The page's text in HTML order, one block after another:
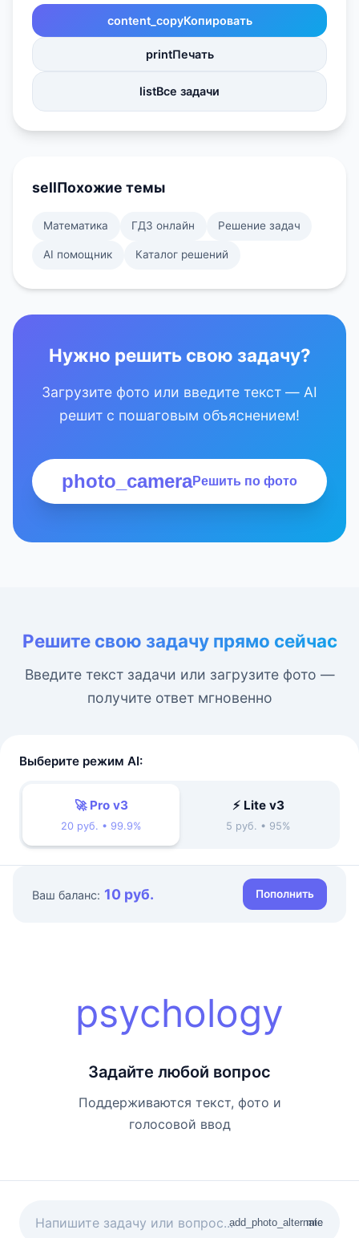
content_copyКопировать
printПечать
listВсе задачи
sellПохожие темы
Математика ГДЗ онлайн Решение задач
AI помощник Каталог решений
Нужно решить свою задачу?
Загрузите фото или введите текст — AI
решит с пошаговым объяснением!
photo_cameraРешить по фото
Решите свою задачу прямо сейчас
Введите текст задачи или загрузите фото —
получите ответ мгновенно
Выберите режим AI:
🚀 Pro v3
20 руб. • 99.9%
⚡ Lite v3
5 руб. • 95%
Ваш баланс: 10 руб. Пополнить
psychology
Задайте любой вопрос
Поддерживаются текст, фото и
голосовой ввод
add_photo_alternate
mic